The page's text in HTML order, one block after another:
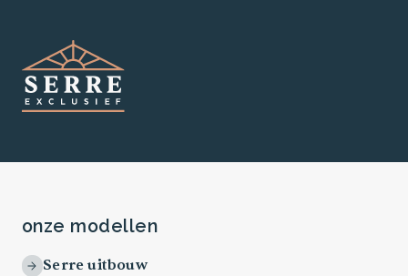
onze modellen
Serre uitbouw